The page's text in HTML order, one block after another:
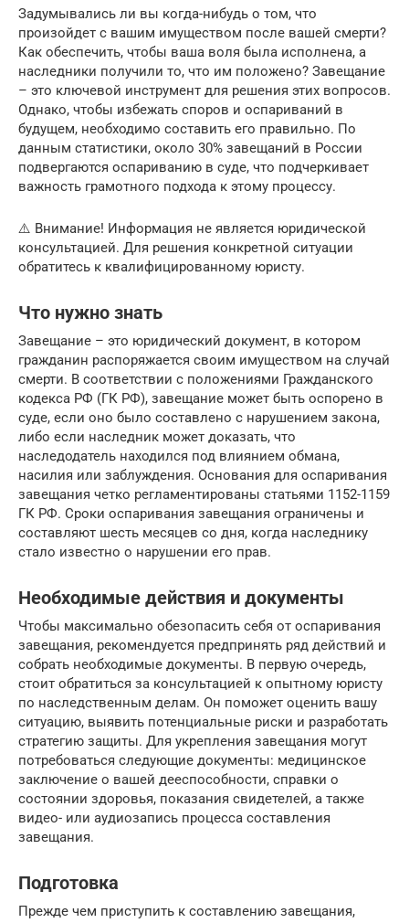
Задумывались ли вы когда-нибудь о том, что
произойдет с вашим имуществом после вашей смерти?
Как обеспечить, чтобы ваша воля была исполнена, а
наследники получили то, что им положено? Завещание
– это ключевой инструмент для решения этих вопросов.
Однако, чтобы избежать споров и оспариваний в
будущем, необходимо составить его правильно. По
данным статистики, около 30% завещаний в России
подвергаются оспариванию в суде, что подчеркивает
важность грамотного подхода к этому процессу.
⚠️ Внимание! Информация не является юридической
консультацией. Для решения конкретной ситуации
обратитесь к квалифицированному юристу.
Что нужно знать
Завещание – это юридический документ, в котором
гражданин распоряжается своим имуществом на случай
смерти. В соответствии с положениями Гражданского
кодекса РФ (ГК РФ), завещание может быть оспорено в
суде, если оно было составлено с нарушением закона,
либо если наследник может доказать, что
наследодатель находился под влиянием обмана,
насилия или заблуждения. Основания для оспаривания
завещания четко регламентированы статьями 1152-1159
ГК РФ. Сроки оспаривания завещания ограничены и
составляют шесть месяцев со дня, когда наследнику
стало известно о нарушении его прав.
Необходимые действия и документы
Чтобы максимально обезопасить себя от оспаривания
завещания, рекомендуется предпринять ряд действий и
собрать необходимые документы. В первую очередь,
стоит обратиться за консультацией к опытному юристу
по наследственным делам. Он поможет оценить вашу
ситуацию, выявить потенциальные риски и разработать
стратегию защиты. Для укрепления завещания могут
потребоваться следующие документы: медицинское
заключение о вашей дееспособности, справки о
состоянии здоровья, показания свидетелей, а также
видео- или аудиозапись процесса составления
завещания.
Подготовка
Прежде чем приступить к составлению завещания,